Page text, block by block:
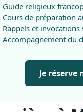
Guide religieux
Cours de préparation
Rappels et
Accompagnement du
Je